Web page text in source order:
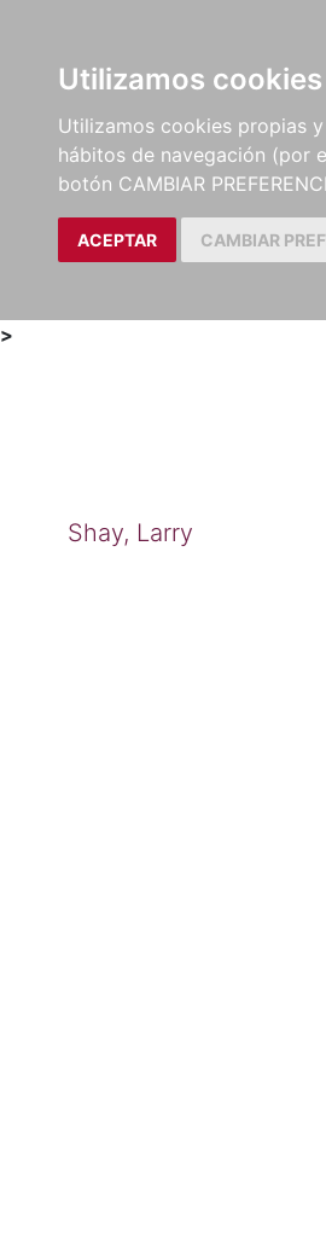
Utilizamos cookies
Utilizamos cookies propias
hábitos de navegación (por
botón CAMBIAR
ACEPTAR CAMBIAR
LIBROS
MÉTODOS Y
EJERCICIOS
>
Shay, Larry